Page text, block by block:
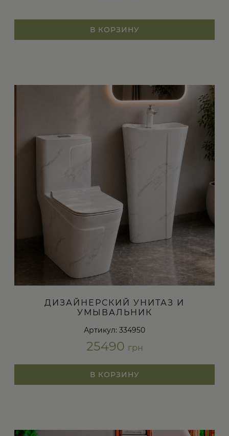
В КОРЗИНУ
ДИЗАЙНЕРСКИЙ УНИТАЗ И
УМЫВАЛЬНИК
Артикул: 334950
25490 грн
В КОРЗИНУ